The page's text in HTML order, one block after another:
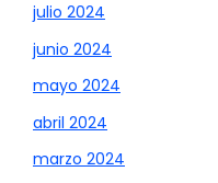
julio 2024
junio 2024
mayo 2024
abril 2024
marzo 2024